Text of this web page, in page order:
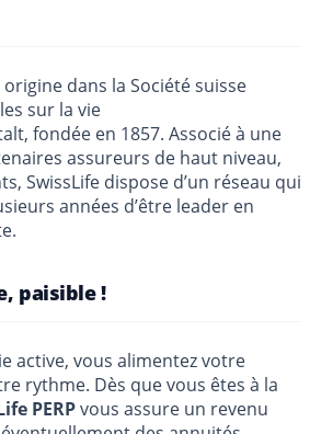
dans la Société suisse
sur la vie
fondée en 1857. Associé à une
assureurs de haut niveau,
SwissLife dispose d’un réseau qui
années d’être leader en
paisible !
active, vous alimentez votre
rythme. Dès que vous êtes à la
PERPvous assure un revenu